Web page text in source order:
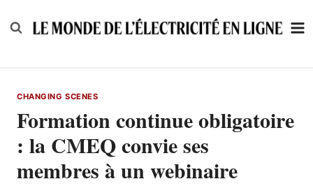
to
CHANGING SCENES
Formation continue obligatoire
: la CMEQ convie ses
membres à un webinaire